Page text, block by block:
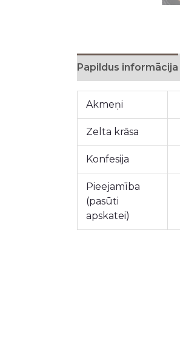
Papildus informācija
Akmeņi
Zelta krāsa
Konfesija
Pieejamība
(pasūti
apskatei)